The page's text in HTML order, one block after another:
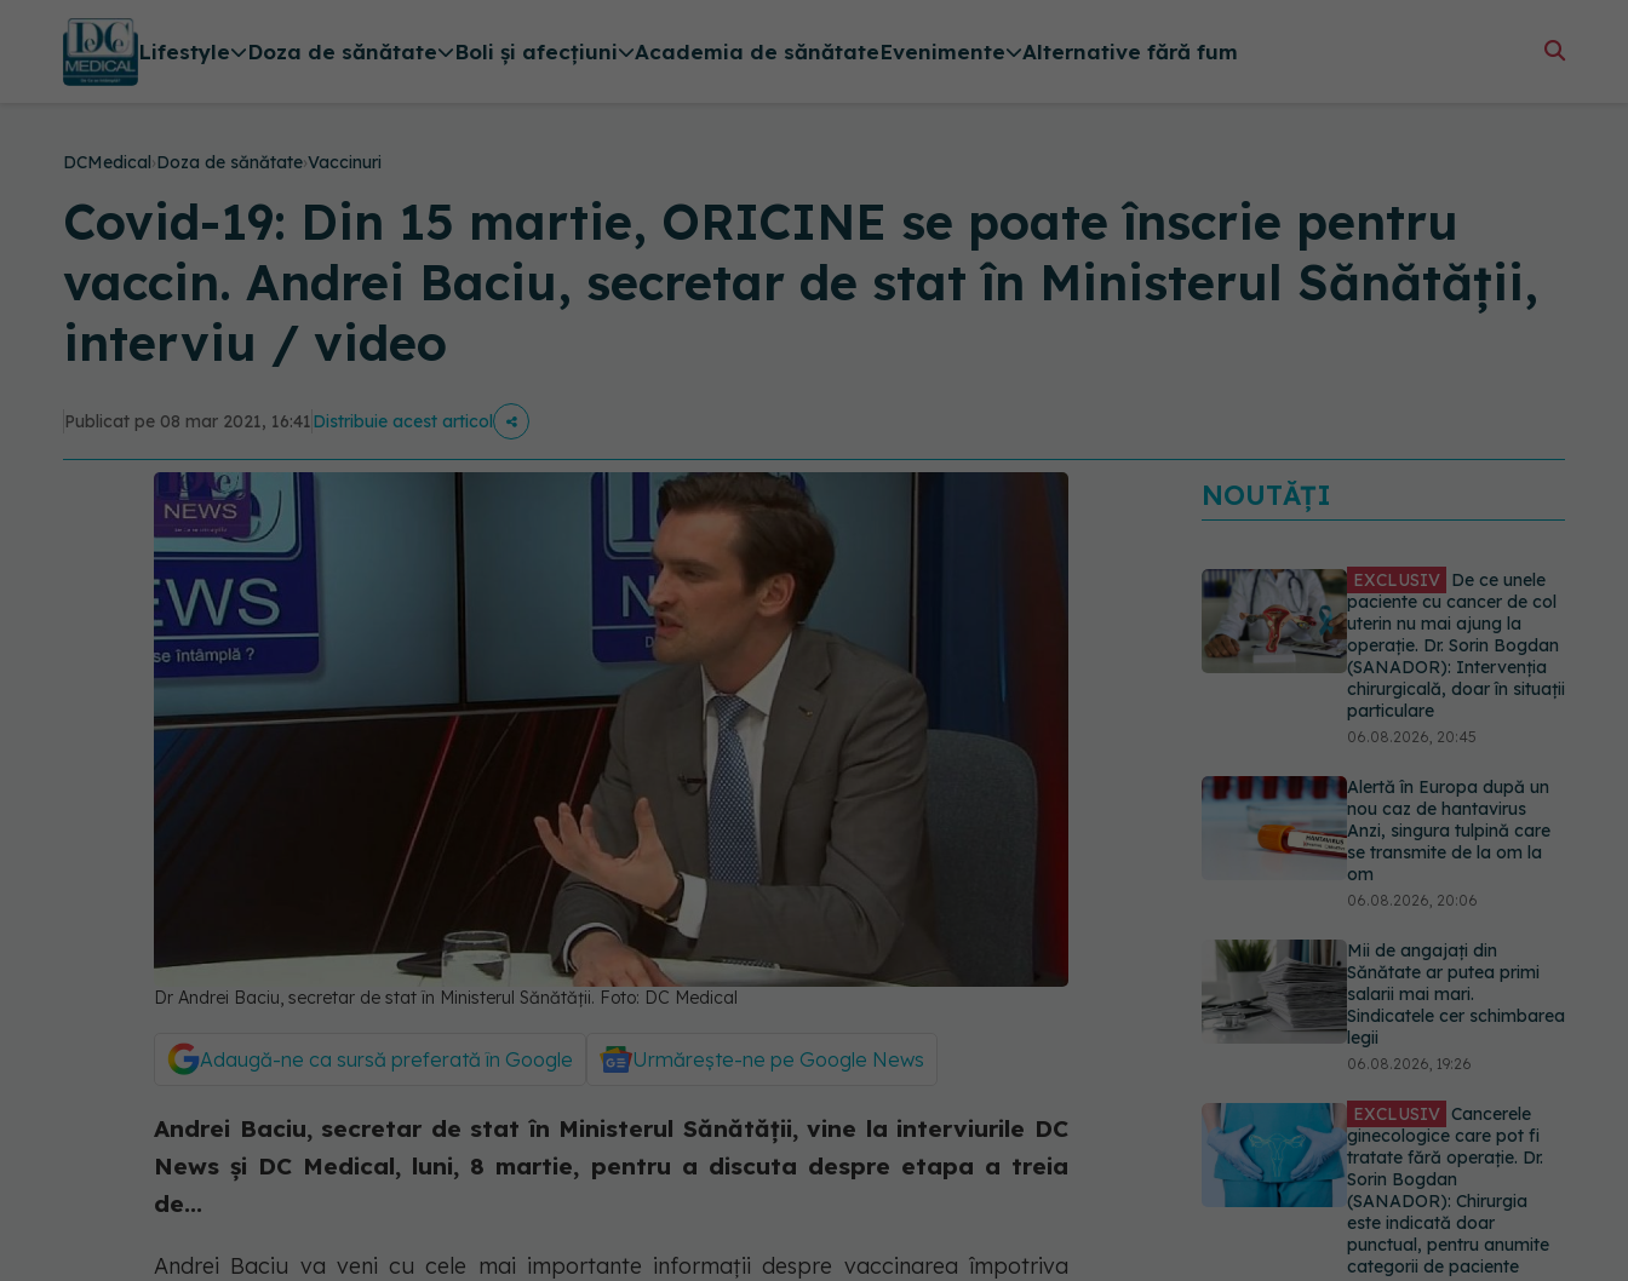
Lifestyle Doza de sănătate Boli și afecțiuni Academia de sănătateEvenimente Alternative fără fum
DCMedical›Doza de sănătate›Vaccinuri
Covid-19: Din 15 martie, ORICINE se poate înscrie pentru
vaccin. Andrei Baciu, secretar de stat în Ministerul Sănătății,
interviu / video
Publicat pe 08 mar 2021, 16:41Distribuie acest articol
Dr Andrei Baciu, secretar de stat în Ministerul Sănătății. Foto: DC Medical
Adaugă-ne ca sursă preferată în Google Urmărește-ne pe Google News
Andrei Baciu, secretar de stat în Ministerul Sănătății, vine la interviurile DC
News și DC Medical, luni, 8 martie, pentru a discuta despre etapa a treia
de...
Andrei Baciu va veni cu cele mai importante informații despre vaccinarea împotriva
NOUTĂȚI
EXCLUSIV De ce unele
paciente cu cancer de col
uterin nu mai ajung la
operație. Dr. Sorin Bogdan
(SANADOR): Intervenția
chirurgicală, doar în situații
particulare
06.08.2026, 20:45
Alertă în Europa după un
nou caz de hantavirus
Anzi, singura tulpină care
se transmite de la om la
om
06.08.2026, 20:06
Mii de angajați din
Sănătate ar putea primi
salarii mai mari.
Sindicatele cer schimbarea
legii
06.08.2026, 19:26
EXCLUSIV Cancerele
ginecologice care pot fi
tratate fără operație. Dr.
Sorin Bogdan
(SANADOR): Chirurgia
este indicată doar
punctual, pentru anumite
categorii de paciente